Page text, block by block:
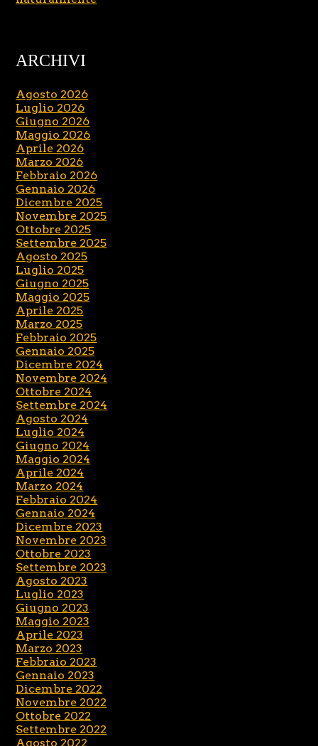
ARCHIVI
Agosto 2026
Luglio 2026
Giugno 2026
Maggio 2026
Aprile 2026
Marzo 2026
Febbraio 2026
Gennaio 2026
Dicembre 2025
Novembre 2025
Ottobre 2025
Settembre 2025
Agosto 2025
Luglio 2025
Giugno 2025
Maggio 2025
Aprile 2025
Marzo 2025
Febbraio 2025
Gennaio 2025
Dicembre 2024
Novembre 2024
Ottobre 2024
Settembre 2024
Agosto 2024
Luglio 2024
Giugno 2024
Maggio 2024
Aprile 2024
Marzo 2024
Febbraio 2024
Gennaio 2024
Dicembre 2023
Novembre 2023
Ottobre 2023
Settembre 2023
Agosto 2023
Luglio 2023
Giugno 2023
Maggio 2023
Aprile 2023
Marzo 2023
Febbraio 2023
Gennaio 2023
Dicembre 2022
Novembre 2022
Ottobre 2022
Settembre 2022
Agosto 2022